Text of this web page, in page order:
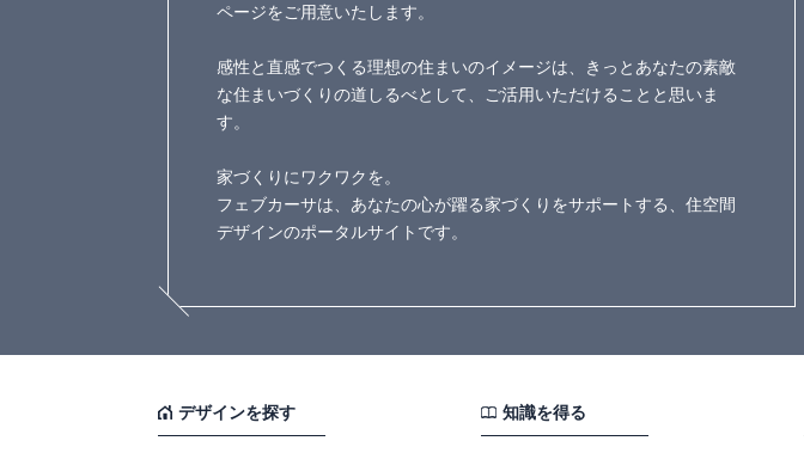
ページをご用意いたします。
感性と直感でつくる理想の住まいのイメージは、きっとあなたの素敵
な住まいづくりの道しるべとして、ご活用いただけることと思いま
す。
家づくりにワクワクを。
フェブカーサは、あなたの心が躍る家づくりをサポートする、住空間
デザインのポータルサイトです。
デザインを探す 知識を得る